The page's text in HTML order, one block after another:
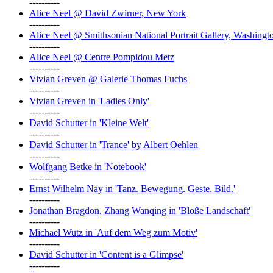
----------
Alice Neel @ David Zwirner, New York
----------
Alice Neel @ Smithsonian National Portrait Gallery,
----------
Alice Neel @ Centre Pompidou Metz
----------
Vivian Greven @ Galerie Thomas Fuchs
----------
Vivian Greven in 'Ladies Only'
----------
David Schutter in 'Kleine Welt'
----------
David Schutter in 'Trance' by Albert Oehlen
----------
Wolfgang Betke in 'Notebook'
----------
Ernst Wilhelm Nay in 'Tanz. Bewegung. Geste. Bild.'
----------
Jonathan Bragdon, Zhang Wanqing in 'Bloße Landschaft'
----------
Michael Wutz in 'Auf dem Weg zum Motiv'
----------
David Schutter in 'Content is a Glimpse'
----------